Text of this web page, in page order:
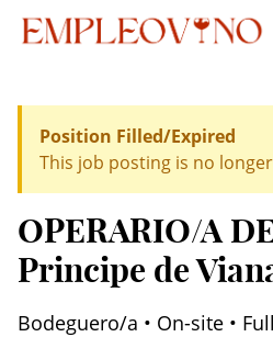
Position Filled/Expired
This job posting is no
OPERARIO/A
Principe de
Bodeguero/a • On-site •